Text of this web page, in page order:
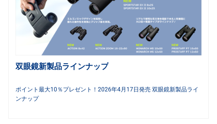
双眼鏡新製品ラインナップ
ポイント最大10％プレゼント！2026年4月17日発売 双眼鏡新製品ライ
ンナップ